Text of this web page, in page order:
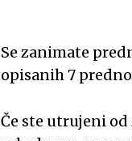
Se zanimate
opisanih 7
Če ste utrujeni